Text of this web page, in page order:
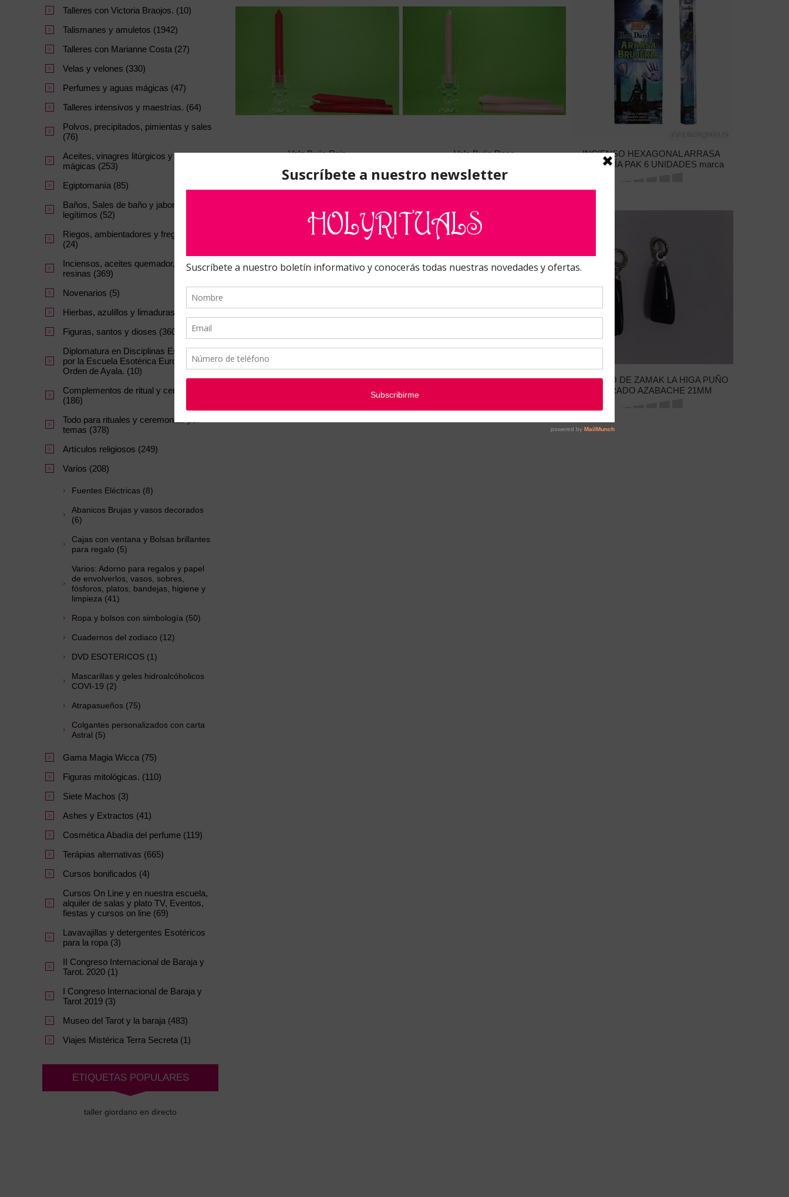
Vela Bujía Roja Vela Bujía Rosa
INCIENSO HEXAGONAL ARRASA
BRUJERÍA PAK 6 UNIDADES marca
Vela Bujía Azul Claro Amatista
AMULETO DE ZAMAK LA HIGA PUÑO
CERRADO AZABACHE 21MM
Talleres con Victoria Braojos. (10)
Talismanes y amuletos (1942)
Talleres con Marianne Costa (27)
Velas y velones (330)
Perfumes y aguas mágicas (47)
Talleres intensivos y maestrías. (64)
Polvos, precipitados, pimientas y sales
(76)
Aceites, vinagres litúrgicos y tintas
mágicas (253)
Egiptomanía (85)
Baños, Sales de baño y jabones
legítimos (52)
Riegos, ambientadores y fregasuelos
(24)
Inciensos, aceites quemador, carbon y
resinas (369)
Novenarios (5)
Hierbas, azulillos y limaduras (145)
Figuras, santos y dioses (360)
Diplomatura en Disciplinas Esotéricas
por la Escuela Esotérica Europea la
Orden de Ayala. (10)
Complementos de ritual y ceremonia
(186)
Todo para rituales y ceremonias por
temas (378)
Artículos religiosos (249)
Varios (208)
Fuentes Eléctricas (8)
Abanicos Brujas y vasos decorados
(6)
Cajas con ventana y Bolsas brillantes
para regalo (5)
Varios: Adorno para regalos y papel
de envolverlos, vasos, sobres,
fósforos, platos, bandejas, higiene y
limpieza (41)
Ropa y bolsos con simbología (50)
Cuadernos del zodiaco (12)
DVD ESOTERICOS (1)
Mascarillas y geles hidroalcóholicos
COVI-19 (2)
Atrapasueños (75)
Colgantes personalizados con carta
Astral (5)
Gama Magia Wicca (75)
Figuras mitológicas. (110)
Siete Machos (3)
Ashes y Extractos (41)
Cosmética Abadía del perfume (119)
Terápias alternativas (665)
Cursos bonificados (4)
Cursos On Line y en nuestra escuela,
alquiler de salas y plato TV, Eventos,
fiestas y cursos on line (69)
Lavavajillas y detergentes Esotéricos
para la ropa (3)
II Congreso Internacional de Baraja y
Tarot. 2020 (1)
I Congreso Internacional de Baraja y
Tarot 2019 (3)
Museo del Tarot y la baraja (483)
Viajes Mistérica Terra Secreta (1)
ETIQUETAS POPULARES
taller giordano en directo